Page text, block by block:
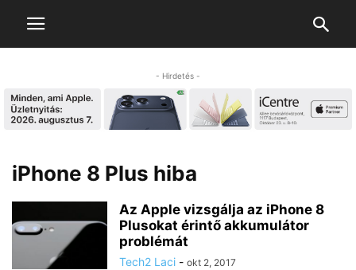
- Hirdetés -
iPhone 8 Plus hiba
Az Apple vizsgálja az iPhone 8
Plusokat érintő akkumulátor
problémát
Tech2 Laci - okt 2, 2017